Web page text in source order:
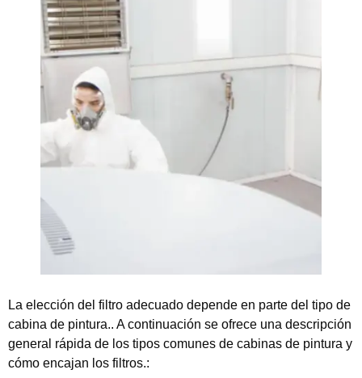
La elección del filtro adecuado depende en parte del tipo de
cabina de pintura.. A continuación se ofrece una descripción
general rápida de los tipos comunes de cabinas de pintura y
cómo encajan los filtros.: